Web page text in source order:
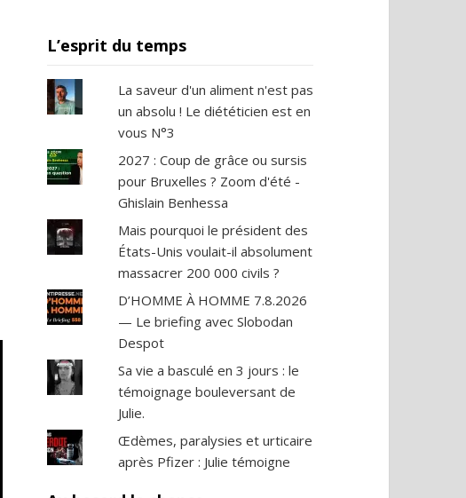
L’esprit du temps
La saveur d'un aliment n'est pas
un absolu ! Le diététicien est en
vous N°3
2027 : Coup de grâce ou sursis
pour Bruxelles ? Zoom d'été -
Ghislain Benhessa
Mais pourquoi le président des
États-Unis voulait-il absolument
massacrer 200 000 civils ?
D’HOMME À HOMME 7.8.2026
— Le briefing avec Slobodan
Despot
Sa vie a basculé en 3 jours : le
témoignage bouleversant de
Julie.
Œdèmes, paralysies et urticaire
après Pfizer : Julie témoigne